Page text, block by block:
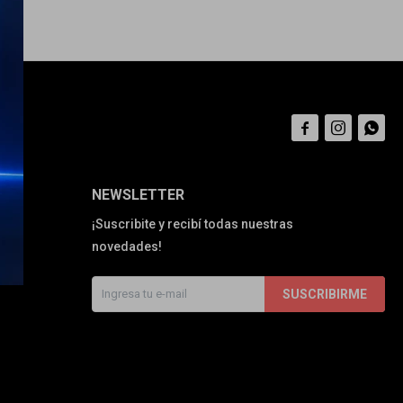
NEWSLETTER
¡Suscribite y recibí todas nuestras
novedades!
SUSCRIBIRME
  